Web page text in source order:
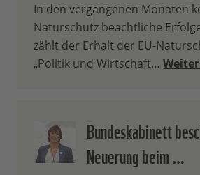
In den vergangenen Monaten
Naturschutz beachtliche
zählt der Erhalt der EU-
„Politik und Wirtschaft…
Bundeskabinett
Neuerung beim …